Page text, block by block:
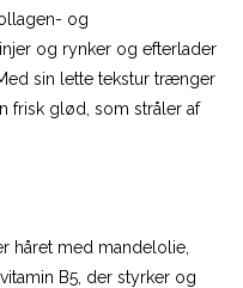
og
og rynker og efterlader
sin lette tekstur trænger
frisk glød, som stråler af
håret med mandelolie,
B5, der styrker og